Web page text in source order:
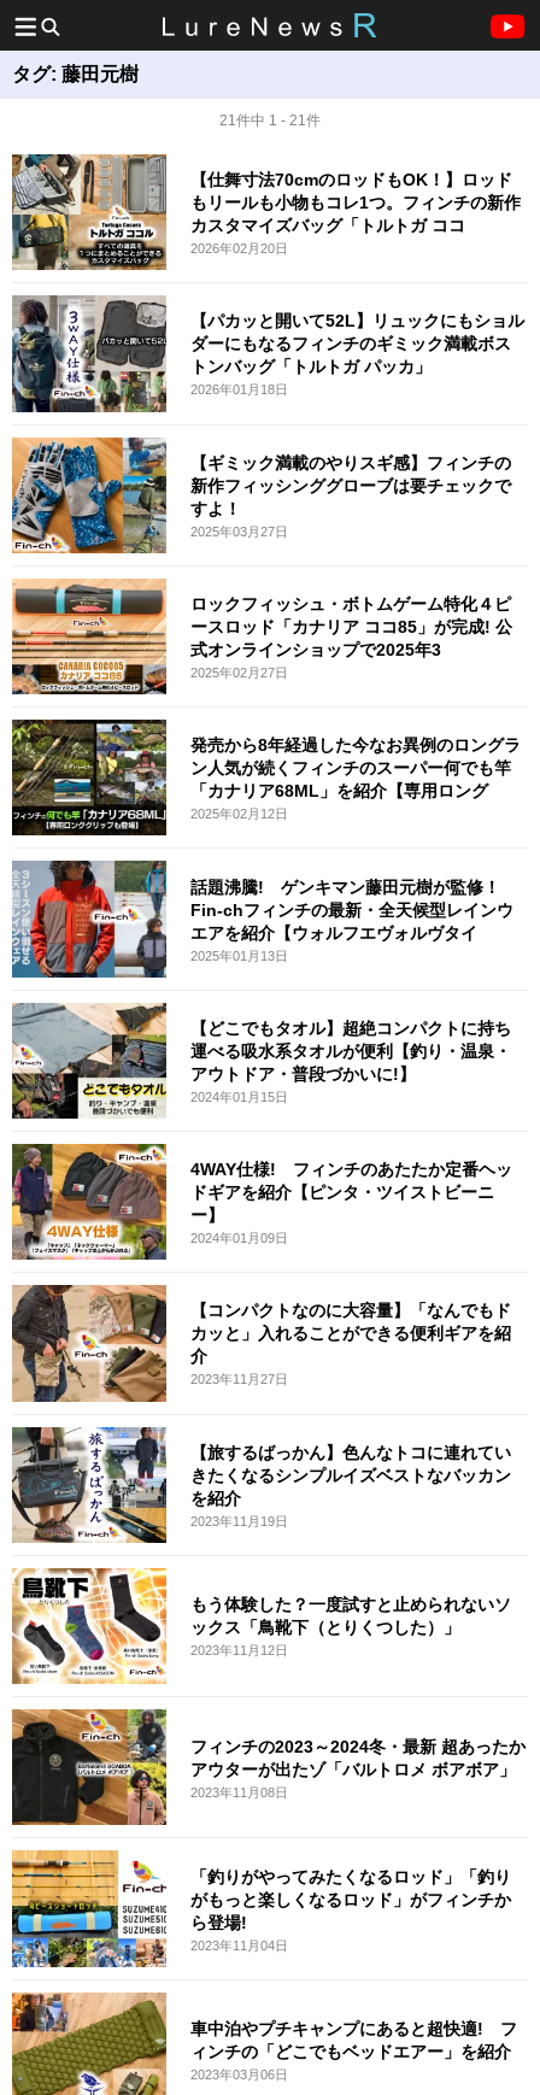
タグ: 藤田元樹
21件中 1 - 21件
【仕舞寸法70cmのロッドもOK！】ロッド
もリールも小物もコレ1つ。フィンチの新作
カスタマイズバッグ「トルトガ ココ
2026年02月20日
【パカッと開いて52L】リュックにもショル
ダーにもなるフィンチのギミック満載ボス
トンバッグ「トルトガ パッカ」
2026年01月18日
【ギミック満載のやりスギ感】フィンチの
新作フィッシンググローブは要チェックで
すよ！
2025年03月27日
ロックフィッシュ・ボトムゲーム特化４ピ
ースロッド「カナリア ココ85」が完成! 公
式オンラインショップで2025年3
2025年02月27日
発売から8年経過した今なお異例のロングラ
ン人気が続くフィンチのスーパー何でも竿
「カナリア68ML」を紹介【専用ロング
2025年02月12日
話題沸騰! ゲンキマン藤田元樹が監修！
Fin-chフィンチの最新・全天候型レインウ
エアを紹介【ウォルフエヴォルヴタイ
2025年01月13日
【どこでもタオル】超絶コンパクトに持ち
運べる吸水系タオルが便利【釣り・温泉・
アウトドア・普段づかいに!】
2024年01月15日
4WAY仕様! フィンチのあたたか定番ヘッ
ドギアを紹介【ピンタ・ツイストビーニ
ー】
2024年01月09日
【コンパクトなのに大容量】「なんでもド
カッと」入れることができる便利ギアを紹
介
2023年11月27日
【旅するばっかん】色んなトコに連れてい
きたくなるシンプルイズベストなバッカン
を紹介
2023年11月19日
もう体験した？一度試すと止められないソ
ックス「鳥靴下（とりくつした）」
2023年11月12日
フィンチの2023～2024冬・最新 超あったか
アウターが出たゾ「バルトロメ ボアボア」
2023年11月08日
「釣りがやってみたくなるロッド」「釣り
がもっと楽しくなるロッド」がフィンチか
ら登場!
2023年11月04日
車中泊やプチキャンプにあると超快適! フ
ィンチの「どこでもベッドエアー」を紹介
2023年03月06日